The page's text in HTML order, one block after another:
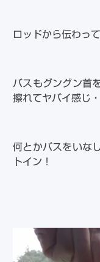
ロッドから伝わっ
バスもグングン首
擦れてヤバイ感じ・
何とかバスをいな
トイン！